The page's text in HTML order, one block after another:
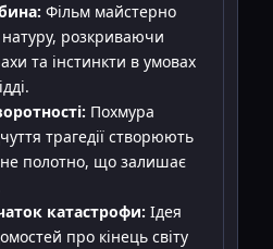
Фільм майстерно
розкриваючи
та інстинкти в умовах
Похмура
трагедії створюють
полотно, що залишає
катастрофи: Ідея
про кінець світу